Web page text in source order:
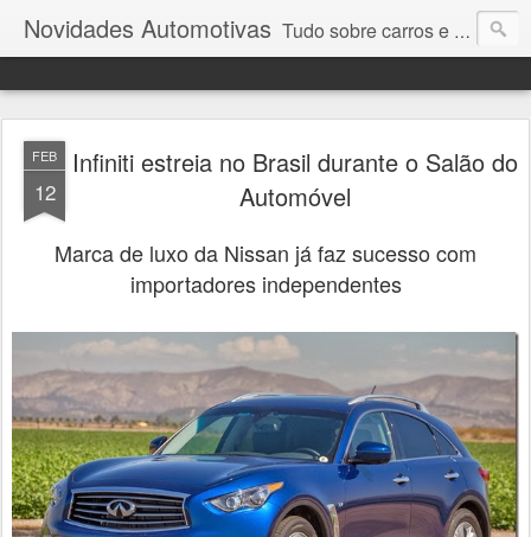
Novidades Automotivas Tudo sobre carros e motores
FEB
12
Infiniti estreia no Brasil durante o Salão do
Automóvel
Marca de luxo da Nissan já faz sucesso com
importadores independentes